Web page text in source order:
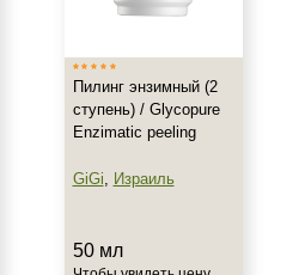
Пилинг энзимный (2
ступень) / Glycopure
Enzimatic peeling
GiGi, Израиль
50 мл